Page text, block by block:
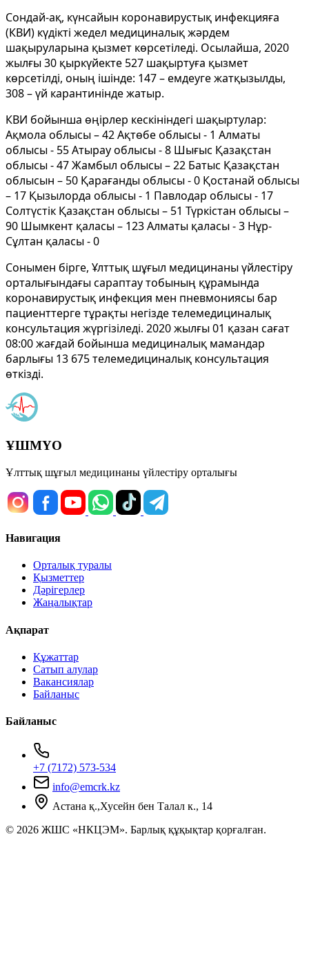
Сондай-ақ, күнсайын коронавирустық инфекцияға
(КВИ) күдікті жедел медициналық жәрдем
шақыруларына қызмет көрсетіледі. Осылайша, 2020
жылғы 30 қыркүйекте 527 шақыртуға қызмет
көрсетілді, оның ішінде: 147 – емдеуге жатқызылды,
308 – үй карантинінде жатыр.
КВИ бойынша өңірлер кескініндегі шақыртулар:
Ақмола облысы – 42 Ақтөбе облысы - 1 Алматы
облысы - 55 Атырау облысы - 8 Шығыс Қазақстан
облысы - 47 Жамбыл облысы – 22 Батыс Қазақстан
облысын – 50 Қарағанды облысы - 0 Қостанай облысы
– 17 Қызылорда облысы - 1 Павлодар облысы - 17
Солтүстік Қазақстан облысы – 51 Түркістан облысы –
90 Шымкент қаласы – 123 Алматы қаласы - 3 Нұр-
Сұлтан қаласы - 0
Сонымен бірге, Ұлттық шұғыл медицинаны үйлестіру
орталығындағы сараптау тобының құрамында
коронавирустық инфекция мен пневмониясы бар
пациенттерге тұрақты негізде телемедициналық
консультация жүргізіледі. 2020 жылғы 01 қазан сағат
08:00 жағдай бойынша медициналық мамандар
барлығы 13 675 телемедициналық консультация
өткізді.
ҰШМҮО
Ұлттық шұғыл медицинаны үйлестіру орталығы
Навигация
Орталық туралы
Қызметтер
Дәрігерлер
Жаңалықтар
Ақпарат
Құжаттар
Сатып алулар
Вакансиялар
Байланыс
Байланыс
+7 (7172) 573-534
info@emcrk.kz
Астана қ.,Хусейн бен Талал к., 14
© 2026 ЖШС «НКЦЭМ». Барлық құқықтар қорғалған.